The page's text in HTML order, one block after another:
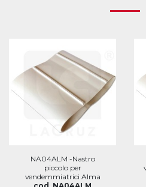
NA04ALM -Nastro
piccolo per
vendemmiatrici Alma